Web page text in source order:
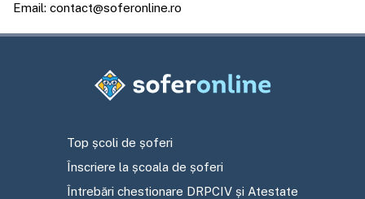
Email: contact@soferonline.ro
Top școli de șoferi
Înscriere la școala de șoferi
Întrebări chestionare DRPCIV și Atestate